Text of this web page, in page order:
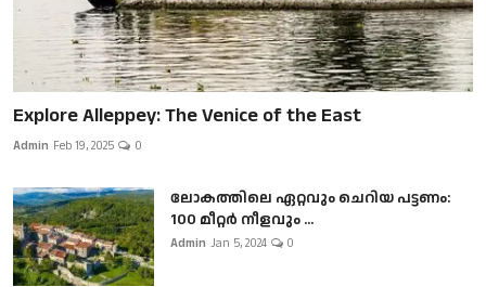
Explore Alleppey: The Venice of the East
Admin Feb 19, 2025 0
ലോകത്തിലെ ഏറ്റവും ചെറിയ പട്ടണം:
100 മീറ്റർ നീളവും ...
Admin Jan 5, 2024 0